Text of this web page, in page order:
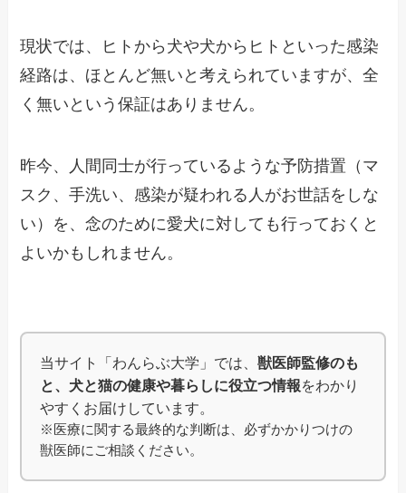
現状では、ヒトから犬や犬からヒトといった感染
経路は、ほとんど無いと考えられていますが、全
く無いという保証はありません。
昨今、人間同士が行っているような予防措置（マ
スク、手洗い、感染が疑われる人がお世話をしな
い）を、念のために愛犬に対しても行っておくと
よいかもしれません。
当サイト「わんらぶ大学」では、獣医師監修のも
と、犬と猫の健康や暮らしに役立つ情報をわかり
やすくお届けしています。
※医療に関する最終的な判断は、必ずかかりつけの
獣医師にご相談ください。